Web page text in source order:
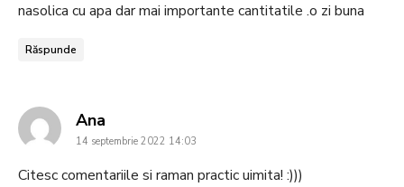
nasolica cu apa dar mai importante cantitatile .o zi buna
Răspunde
Ana
14 septembrie 2022 14:03
Citesc comentariile si raman practic uimita! :)))